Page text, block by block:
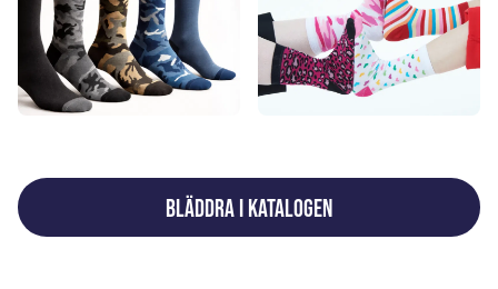
Bläddra i katalogen